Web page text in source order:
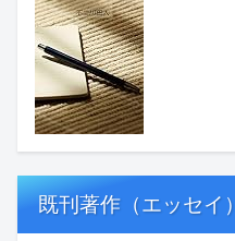
既刊著作（エッセイ）